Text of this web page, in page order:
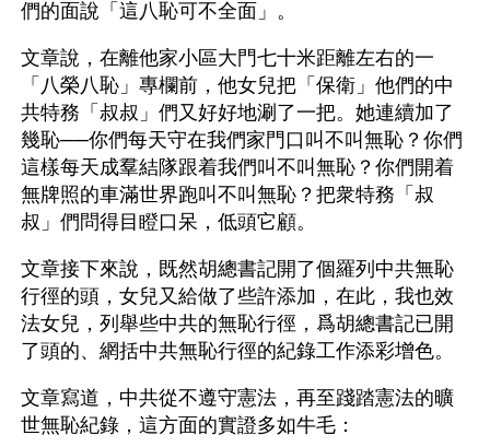
們的面說「這八恥可不全面」。
文章說，在離他家小區大門七十米距離左右的一
「八榮八恥」專欄前，他女兒把「保衛」他們的中
共特務「叔叔」們又好好地涮了一把。她連續加了
幾恥──你們每天守在我們家門口叫不叫無恥？你們
這樣每天成羣結隊跟着我們叫不叫無恥？你們開着
無牌照的車滿世界跑叫不叫無恥？把衆特務「叔
叔」們問得目瞪口呆，低頭它顧。
文章接下來說，既然胡總書記開了個羅列中共無恥
行徑的頭，女兒又給做了些許添加，在此，我也效
法女兒，列舉些中共的無恥行徑，爲胡總書記已開
了頭的、網括中共無恥行徑的紀錄工作添彩增色。
文章寫道，中共從不遵守憲法，再至踐踏憲法的曠
世無恥紀錄，這方面的實證多如牛毛：